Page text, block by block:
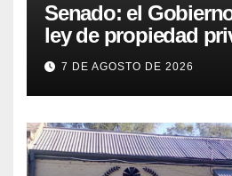
Senado: el
ley de propiedad
tuvo que quitar otro
7 DE AGOSTO DE 2026